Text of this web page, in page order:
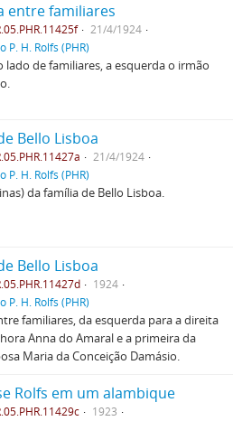
entre familiares
21/4/1924
P. H. Rolfs (PHR)
lado de familiares, a esquerda o irmão
Bello Lisboa
21/4/1924
P. H. Rolfs (PHR)
da família de Bello Lisboa.
Bello Lisboa
1924
P. H. Rolfs (PHR)
familiares, da esquerda para a direita
Anna do Amaral e a primeira da
Maria da Conceição Damásio.
Rolfs em um alambique
1923